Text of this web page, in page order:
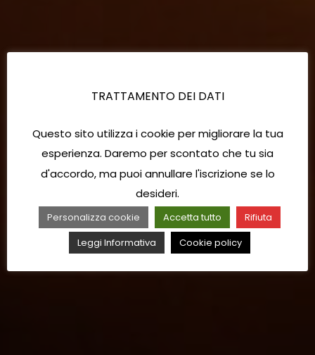
TRATTAMENTO DEI DATI
Questo sito utilizza i cookie per migliorare la tua
esperienza. Daremo per scontato che tu sia
d'accordo, ma puoi annullare l'iscrizione se lo
desideri.
Personalizza cookie Accetta tutto
Rifiuta
Leggi Informativa
Cookie policy